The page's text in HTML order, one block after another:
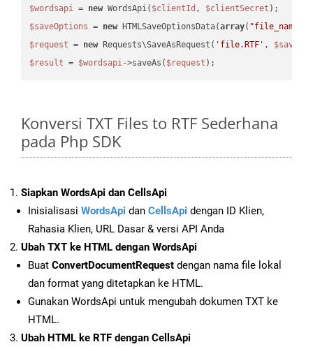
$wordsapi = new WordsApi( $clientId , $clientSecret
$saveOptions = new HTMLSaveOptionsData(array( "file_name"
$request = new Requests\SaveAsRequest( 'file.RTF' ,
$result = $wordsapi->saveAs( $request
Konversi TXT Files to RTF Sederhana
pada Php SDK
Siapkan WordsApi dan CellsApi
Inisialisasi WordsApi dan CellsApi dengan ID Klien,
Rahasia Klien, URL Dasar & versi API Anda
Ubah TXT ke HTML dengan WordsApi
Buat ConvertDocumentRequest dengan nama file lokal
dan format yang ditetapkan ke HTML.
Gunakan WordsApi untuk mengubah dokumen TXT ke
HTML.
Ubah HTML ke RTF dengan CellsApi